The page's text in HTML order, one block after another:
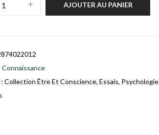
AJOUTER AU PANIER
Connaissance
Collection Être Et Conscience, Essais, Psychologie